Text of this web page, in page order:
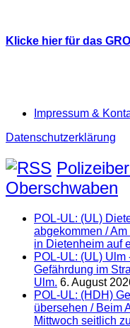
Klicke hier für das
Impressum &
Datenschutzerklärung
Oberschwaben
POL-UL: (UL)
abgekommen /
in Dietenheim auf
POL-UL: (UL)
Gefährdung im
Ulm. 6. August
POL-UL: (HDH)
übersehen / Beim
Mittwoch seitlich